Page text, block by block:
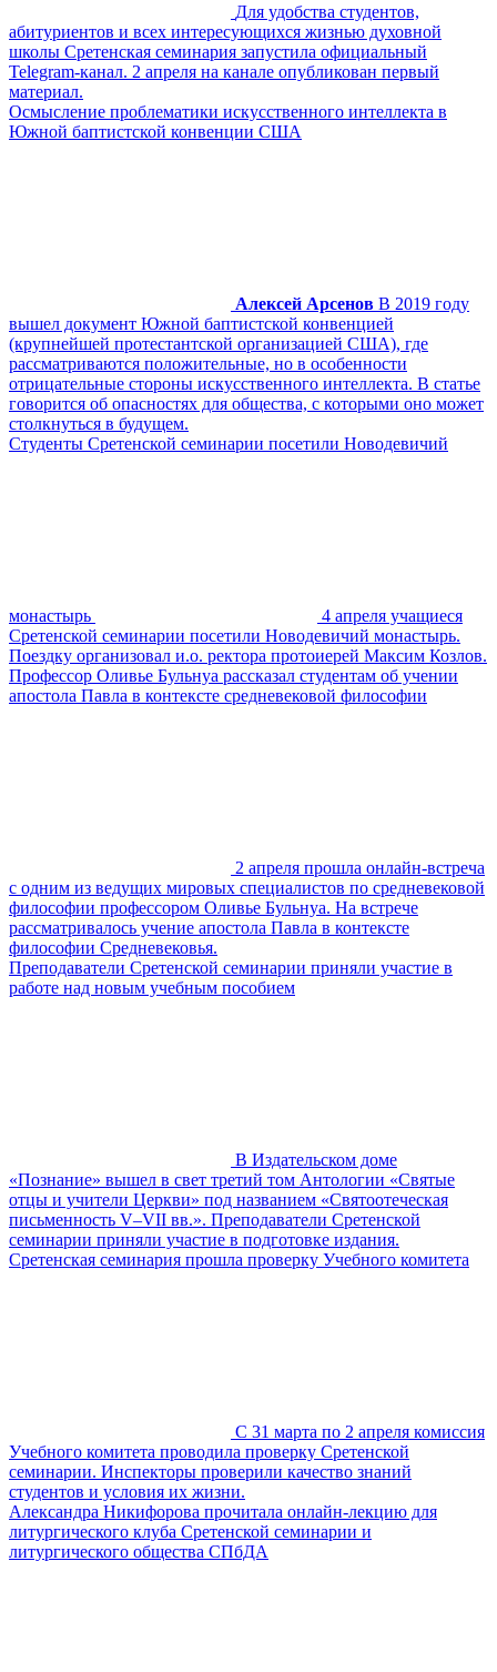
Для удобства студентов,
абитуриентов и всех интересующихся жизнью духовной
школы Сретенская семинария запустила официальный
Telegram-канал. 2 апреля на канале опубликован первый
материал.
Осмысление проблематики искусственного интеллекта в
Южной баптистской конвенции США
Алексей Арсенов В 2019 году
вышел документ Южной баптистской конвенцией
(крупнейшей протестантской организацией США), где
рассматриваются положительные, но в особенности
отрицательные стороны искусственного интеллекта. В статье
говорится об опасностях для общества, с которыми оно может
столкнуться в будущем.
Студенты Сретенской семинарии посетили Новодевичий
монастырь
4 апреля учащиеся
Сретенской семинарии посетили Новодевичий монастырь.
Поездку организовал и.о. ректора протоиерей Максим Козлов.
Профессор Оливье Бульнуа рассказал студентам об учении
апостола Павла в контексте средневековой философии
2 апреля прошла онлайн-встреча
с одним из ведущих мировых специалистов по средневековой
философии профессором Оливье Бульнуа. На встрече
рассматривалось учение апостола Павла в контексте
философии Средневековья.
Преподаватели Сретенской семинарии приняли участие в
работе над новым учебным пособием
В Издательском доме
«Познание» вышел в свет третий том Антологии «Святые
отцы и учители Церкви» под названием «Святоотеческая
письменность V–VII вв.». Преподаватели Сретенской
семинарии приняли участие в подготовке издания.
Сретенская семинария прошла проверку Учебного комитета
С 31 марта по 2 апреля комиссия
Учебного комитета проводила проверку Сретенской
семинарии. Инспекторы проверили качество знаний
студентов и условия их жизни.
Александра Никифорова прочитала онлайн-лекцию для
литургического клуба Сретенской семинарии и
литургического общества СПбДА